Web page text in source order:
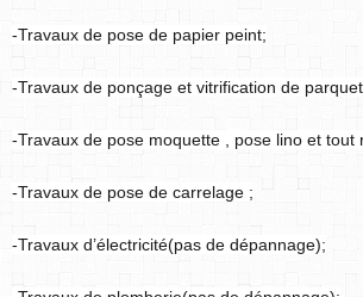
-Travaux de pose de papier peint;
-Travaux de ponçage et vitrification de
-Travaux de pose moquette , pose lino et tout
-Travaux de pose de carrelage ;
-Travaux d’électricité(pas de dépannage);